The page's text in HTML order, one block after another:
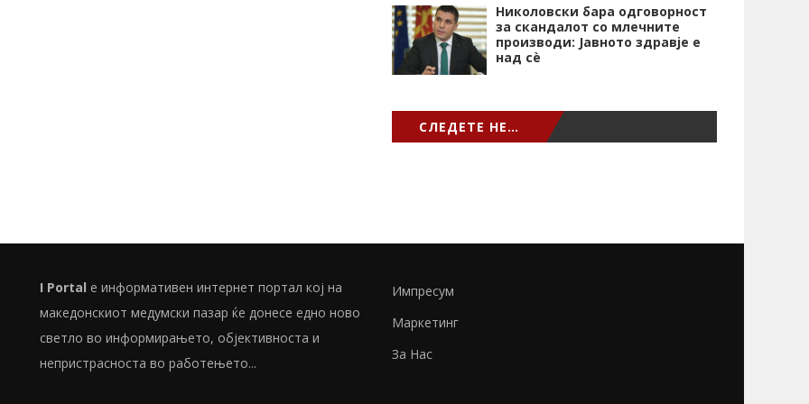
Николовски бара одговорност
за скандалот со млечните
производи: Јавното здравје е
над сѐ
СЛЕДЕТЕ НЕ…
I Portal е информативен интернет портал кој на
македонскиот медумски пазар ќе донесе едно ново
светло во информирањето, објективноста и
непристрасноста во работењето...
Импресум
Маркетинг
За Нас